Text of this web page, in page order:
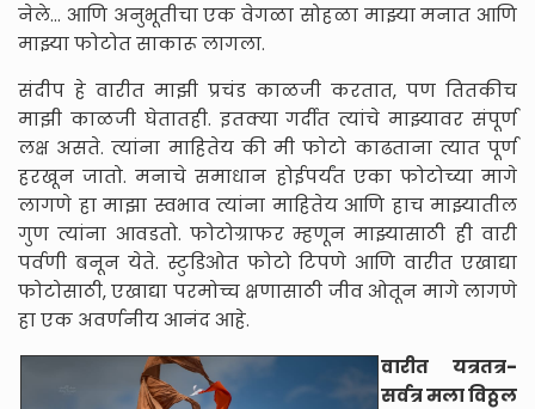
नेले... आणि अनुभूतीचा एक वेगळा सोहळा माझ्या मनात आणि
माझ्या फोटोत साकारू लागला.
संदीप हे वारीत माझी प्रचंड काळजी करतात, पण तितकीच
माझी काळजी घेतातही. इतक्या गर्दीत त्यांचे माझ्यावर संपूर्ण
लक्ष असते. त्यांना माहितेय की मी फोटो काढताना त्यात पूर्ण
हरखून जातो. मनाचे समाधान होईपर्यंत एका फोटोच्या मागे
लागणे हा माझा स्वभाव त्यांना माहितेय आणि हाच माझ्यातील
गुण त्यांना आवडतो. फोटोग्राफर म्हणून माझ्यासाठी ही वारी
पर्वणी बनून येते. स्टुडिओत फोटो टिपणे आणि वारीत एखाद्या
फोटोसाठी, एखाद्या परमोच्च क्षणासाठी जीव ओतून मागे लागणे
हा एक अवर्णनीय आनंद आहे.
वारीत यत्रतत्र-
सर्वत्र मला विठ्ठल